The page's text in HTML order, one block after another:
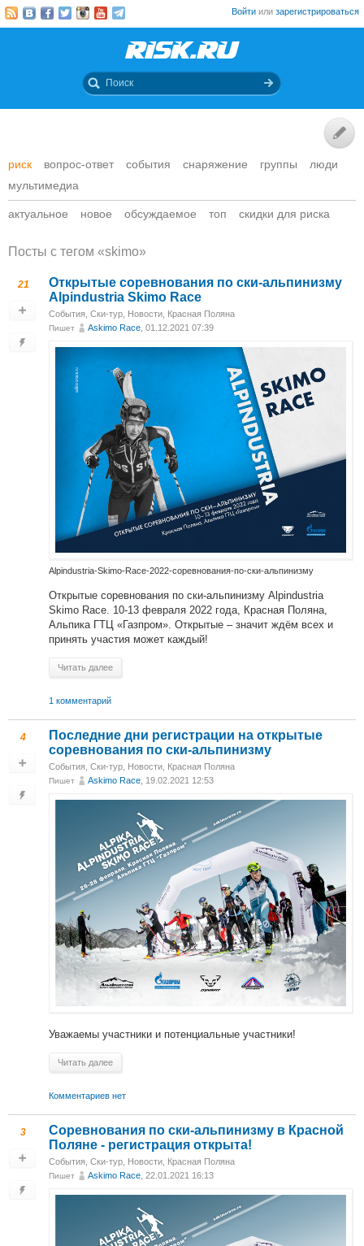
Войти или зарегистрироваться
риск вопрос-ответ события снаряжение группы
люди
мультимедиа
актуальное новое обсуждаемое топ скидки для риска
Посты c тегом «skimo»
21
Открытые соревнования по ски-альпинизму
Alpindustria Skimo Race
События Ски-тур Новости Красная Поляна
Пишет Askimo Race , 01.12.2021 07:39
Alpindustria-Skimo-Race-2022-соревнования-по-ски-альпинизму
Открытые соревнования по ски-альпинизму Alpindustria
Skimo Race. 10-13 февраля 2022 года, Красная Поляна,
Альпика ГТЦ «Газпром». Открытые – значит ждём всех и
принять участия может каждый!
Читать далее
1 комментарий
4
Последние дни регистрации на открытые
соревнования по ски-альпинизму
События, Ски-тур, Новости, Красная Поляна
Пишет Askimo Race, 19.02.2021 12:53
Уважаемы участники и потенциальные участники!
Читать далее
Комментариев нет
3
Соревнования по ски-альпинизму в Красной
Поляне - регистрация открыта!
События Ски-тур Новости Красная Поляна
Пишет Askimo Race , 22.01.2021 16:13